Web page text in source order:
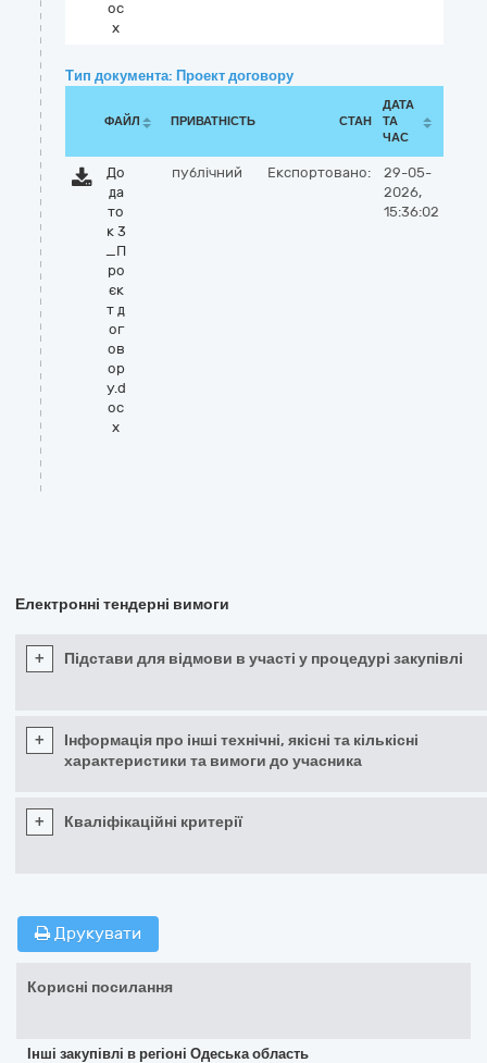
oc
x
Тип документа: Проект договору
ФАЙЛ ПРИВАТНІСТЬ СТАН
ДАТА
ТА
ЧАС
До
да
то
к 3
_П
ро
єк
т д
ог
ов
ор
у.d
oc
x
публічний Експортовано:
29-05-
2026,
15:36:02
Електронні тендерні вимоги
+ Підстави для відмови в участі у процедурі закупівлі
+
Інформація про інші технічні, якісні та кількісні
характеристики та вимоги до учасника
+ Кваліфікаційні критерії
Друкувати
Корисні посилання
Інші закупівлі в регіоні Одеська область